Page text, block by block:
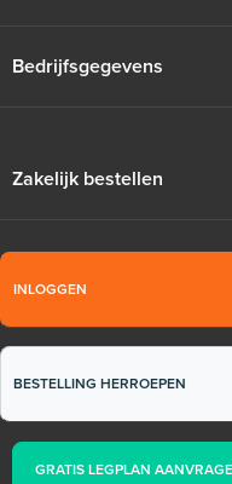
Bedrijfsgegevens
Zakelijk bestellen
INLOGGEN
BESTELLING HERROEPEN
GRATIS LEGPLAN